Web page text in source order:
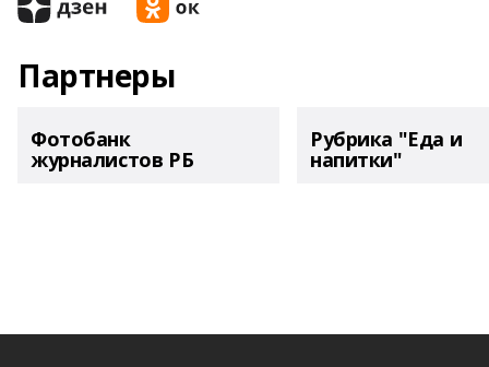
Партнеры
Фотобанк
журналистов РБ
Рубрика "Еда и
напитки"